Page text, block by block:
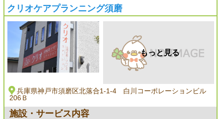
クリオケアプランニング須磨
もっと見る
兵庫県神戸市須磨区北落合1-1-4 白川コーポレーションビル
206Ｂ
施設・サービス内容